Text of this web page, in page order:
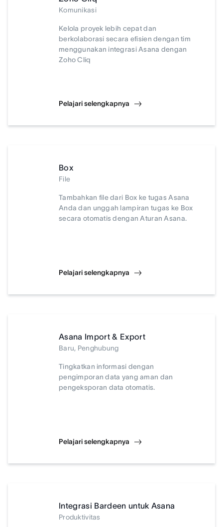
Komunikasi
Kelola proyek lebih cepat dan
berkolaborasi secara efisien dengan tim
menggunakan integrasi Asana dengan
Zoho Cliq
Pelajari selengkapnya
Box
File
Tambahkan file dari Box ke tugas Asana
Anda dan unggah lampiran tugas ke Box
secara otomatis dengan Aturan Asana.
Pelajari selengkapnya
Asana Import & Export
Baru, Penghubung
Tingkatkan informasi dengan
pengimporan data yang aman dan
pengeksporan data otomatis.
Pelajari selengkapnya
Integrasi Bardeen untuk Asana
Produktivitas